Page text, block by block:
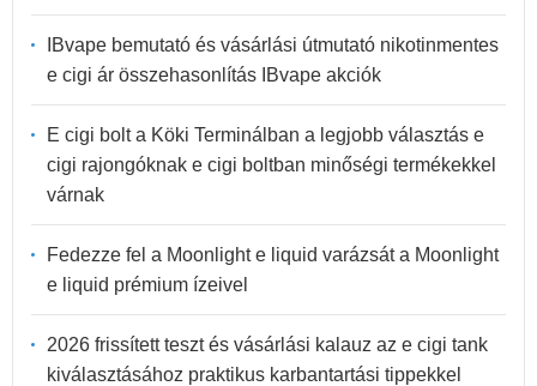
IBvape bemutató és vásárlási útmutató nikotinmentes
e cigi ár összehasonlítás IBvape akciók
E cigi bolt a Köki Terminálban a legjobb választás e
cigi rajongóknak e cigi boltban minőségi termékekkel
várnak
Fedezze fel a Moonlight e liquid varázsát a Moonlight
e liquid prémium ízeivel
2026 frissített teszt és vásárlási kalauz az e cigi tank
kiválasztásához praktikus karbantartási tippekkel